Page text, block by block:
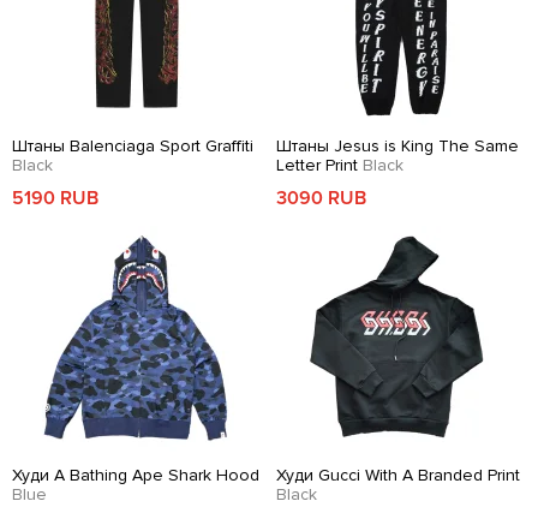
Штаны Balenciaga Sport Graffiti
Black
5190 RUB
Штаны Jesus is King The Same
Letter Print Black
3090 RUB
Худи A Bathing Ape Shark Hood
Blue
Худи Gucci With A Branded Print
Black